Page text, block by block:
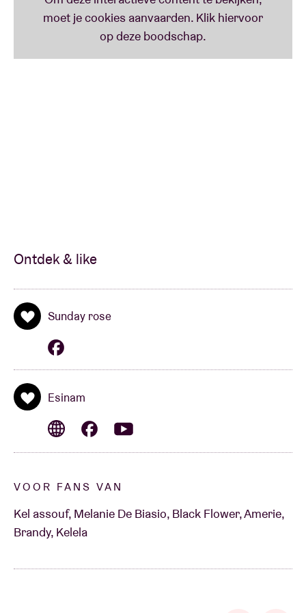
Bekijk het volledige programmahier.
Ontdek & like
Sunday rose
Esinam
VOOR FANS VAN
Kel assouf, Melanie De Biasio, Black Flower, Amerie,
Brandy, Kelela